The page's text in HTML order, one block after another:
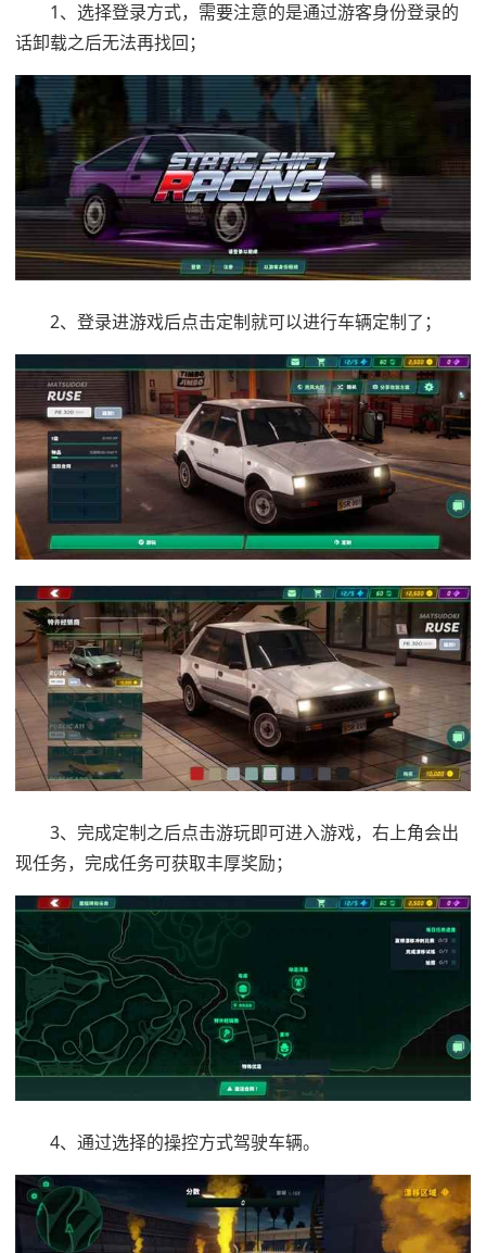
1、选择登录方式，需要注意的是通过游客身份登录的
话卸载之后无法再找回；
2、登录进游戏后点击定制就可以进行车辆定制了；
3、完成定制之后点击游玩即可进入游戏，右上角会出
现任务，完成任务可获取丰厚奖励；
4、通过选择的操控方式驾驶车辆。